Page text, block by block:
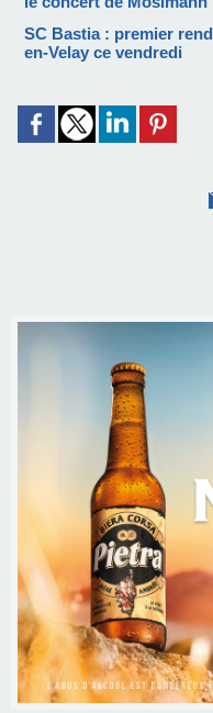
SC Bastia : premier
en-Velay ce vendredi